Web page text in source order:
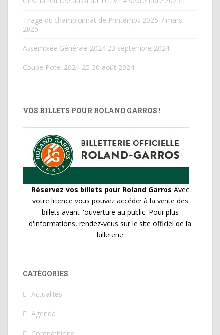
Tirage du championnat de Printemps 2025 7 mars
2025
Assemblée Générale 2024 23 septembre 2024
Coupe Potel 2024-25 30 août 2024
VOS BILLETS POUR ROLAND GARROS !
Réservez vos billets pour Roland Garros Avec
votre licence vous pouvez accéder à la vente des
billets avant l'ouverture au public. Pour plus
d'informations, rendez-vous sur le site officiel de la
billeterie
CATÉGORIES
Actualités
Agenda